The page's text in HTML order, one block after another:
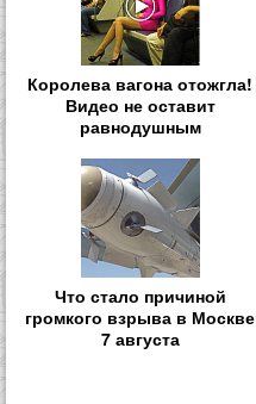
Королева вагона отожгла!
Видео не оставит
равнодушным
Что стало причиной
громкого взрыва в Москве
7 августа